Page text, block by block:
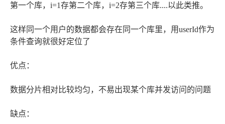
第一个库，i=1存第二个库，i=2存第三个库....以此类推。
这样同一个用户的数据都会存在同一个库里，用userId作为
条件查询就很好定位了
优点：
数据分片相对比较均匀，不易出现某个库并发访问的问题
缺点：